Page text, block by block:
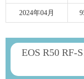
2024年04月
EOS R50 RF-